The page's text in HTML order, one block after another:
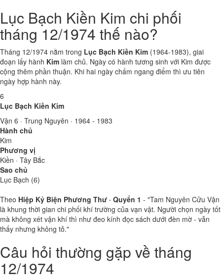
Lục Bạch Kiền Kim chi phối
tháng 12/1974 thế nào?
Tháng 12/1974 nằm trong Lục Bạch Kiền Kim (1964-1983), giai
đoạn lấy hành Kim làm chủ. Ngày có hành tương sinh với Kim được
cộng thêm phần thuận. Khi hai ngày chấm ngang điểm thì ưu tiên
ngày hợp hành này.
6
Lục Bạch Kiền Kim
Vận 6 · Trung Nguyên · 1964 - 1983
Hành chủ
Kim
Phương vị
Kiền · Tây Bắc
Sao chủ
Lục Bạch (6)
Theo Hiệp Kỷ Biện Phương Thư · Quyển 1 - "Tam Nguyên Cửu Vận
là khung thời gian chi phối khí trường của vạn vật. Người chọn ngày tốt
mà không xét vận khí thì như đeo kính đọc sách dưới đèn mờ - vẫn
thấy nhưng không tỏ."
Câu hỏi thường gặp về tháng
12/1974